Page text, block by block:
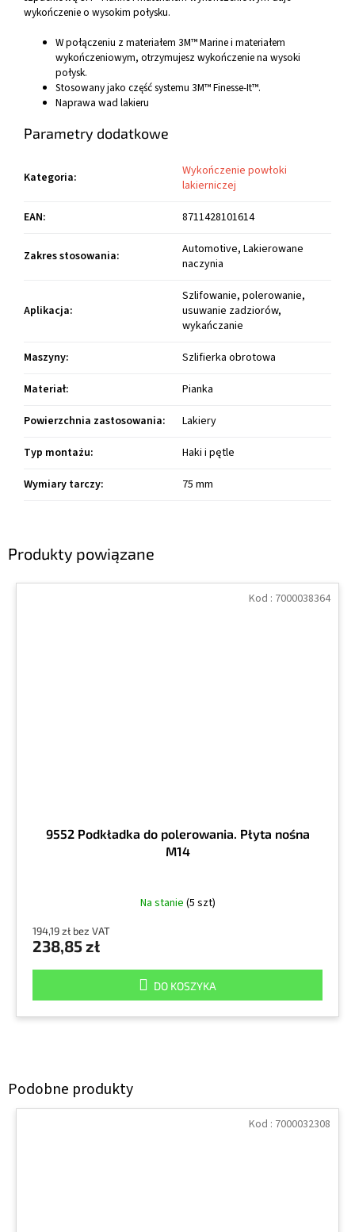
Produkty powiązane
9552 Podkładka do polerowania. Płyta nośna
M14
Na stanie (5 szt)
194,19 zł bez VAT
238,85 zł
DO KOSZYKA
Kod : 7000038364
wykończenie o wysokim połysku.
W połączeniu z materiałem 3M™ Marine i materiałem
wykończeniowym, otrzymujesz wykończenie na wysoki
połysk.
Stosowany jako część systemu 3M™ Finesse-It™.
Naprawa wad lakieru
Parametry dodatkowe
Kategoria:
Wykończenie powłoki
lakierniczej
EAN: 8711428101614
Zakres stosowania:
Automotive, Lakierowane
naczynia
Aplikacja:
Szlifowanie, polerowanie,
usuwanie zadziorów,
wykańczanie
Maszyny:
Szlifierka obrotowa
Materiał:
Pianka
Powierzchnia zastosowania:
Lakiery
Typ montażu:
Haki i pętle
Wymiary tarczy: 75 mm
Kod : 7000032308